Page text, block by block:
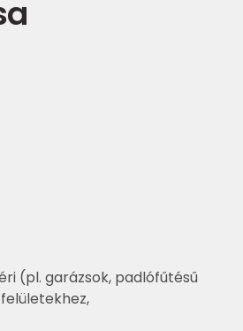
(pl. garázsok, padlófűtésű